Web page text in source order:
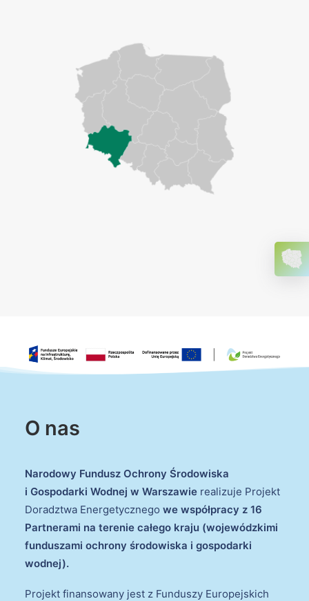
O nas
Narodowy Fundusz Ochrony Środowiska
i Gospodarki Wodnej w Warszawie realizuje Projekt
Doradztwa Energetycznego we współpracy z 16
Partnerami na terenie całego kraju (wojewódzkimi
funduszami ochrony środowiska i gospodarki
wodnej).
Projekt finansowany jest z Funduszy Europejskich